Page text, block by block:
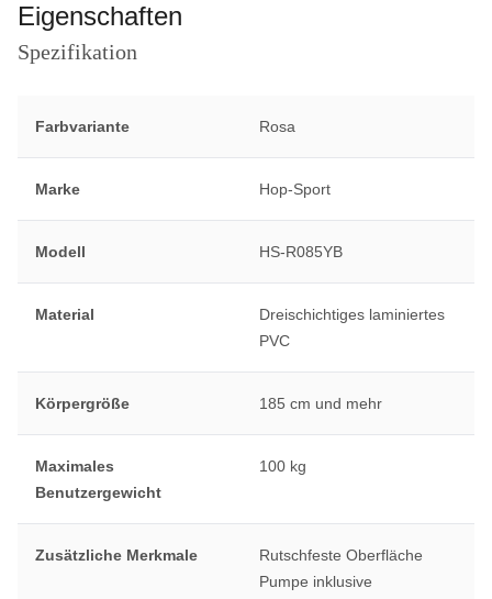
Eigenschaften
Spezifikation
Farbvariante Rosa
Marke Hop-Sport
Modell HS-R085YB
Material
Dreischichtiges laminiertes
PVC
Körpergröße 185 cm und mehr
Maximales
Benutzergewicht
100 kg
Zusätzliche Merkmale
Rutschfeste Oberfläche
Pumpe inklusive